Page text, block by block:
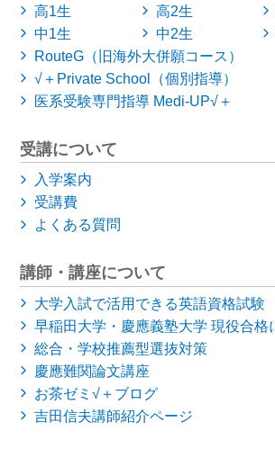
高1生 高2生
中1生
中2生
RouteG（旧海外大併願コース）
√＋Private School（個別指導）
医系受験専門指導 Medi-UP√＋
受講について
入学案内
受講費
よくある質問
講師・講座について
大学入試で活用できる英語資格試験
早稲田大学・慶應義塾大学現役合格
総合・学校推薦型選抜対策
慶應難関論文講座
お茶ゼミ√＋ブログ
吉田信夫講師紹介ページ